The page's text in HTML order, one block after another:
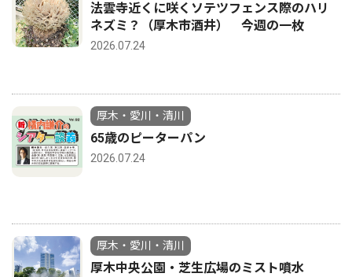
法雲寺近くに咲くソテツフェンス際のハリ
ネズミ？（厚木市酒井） 今週の一枚
2026.07.24
厚木・愛川・清川
65歳のピーターパン
2026.07.24
厚木・愛川・清川
厚木中央公園・芝生広場のミスト噴水